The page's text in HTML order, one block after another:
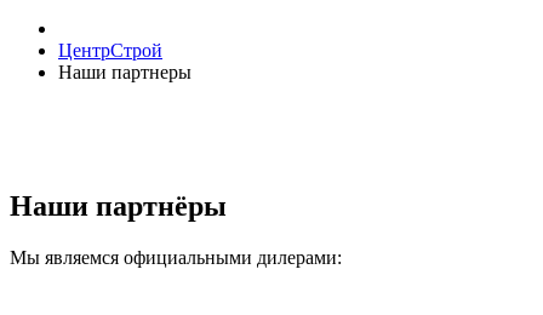
ЦентрСтрой
Наши партнеры
Наши партнёры
Мы являемся официальными дилерами: